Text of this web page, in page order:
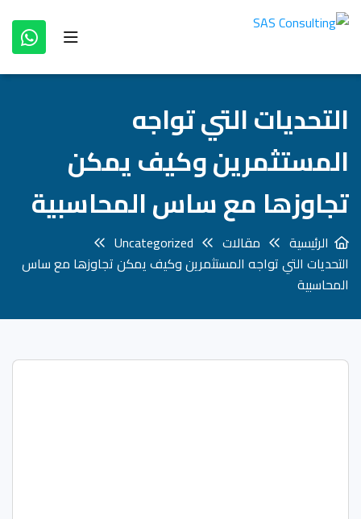
التحديات التي تواجه
المستثمرين وكيف يمكن
تجاوزها مع ساس المحاسبية
الرئيسية مقالات
Uncategorized
التحديات التي تواجه المستثمرين وكيف يمكن تجاوزها مع ساس
المحاسبية